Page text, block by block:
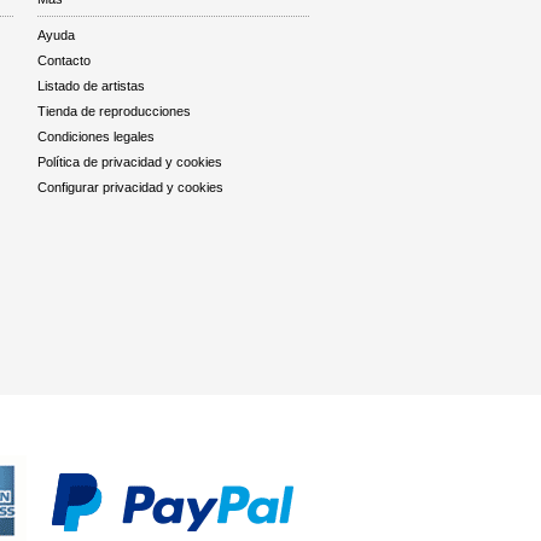
Ayuda
Contacto
Listado de artistas
Tienda de reproducciones
Condiciones legales
Política de privacidad y cookies
Configurar privacidad y cookies